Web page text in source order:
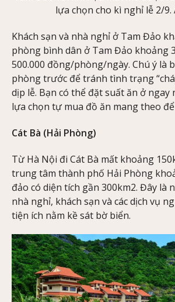
lựa chọn cho kì nghỉ lễ 2/9.
Khách sạn và nhà nghỉ ở Tam Đảo
phòng bình dân ở Tam Đảo khoảng
500.000 đồng/phòng/ngày. Chú ý là
phòng trước để tránh tình trạng
dịp lễ. Bạn có thể đặt suất ăn ở ngay
lựa chọn tự mua đồ ăn mang theo
Cát Bà (Hải Phòng)
Từ Hà Nội đi Cát Bà mất khoảng
trung tâm thành phố Hải Phòng
đảo có diện tích gần 300km2. Đây là
nhà nghỉ, khách sạn và các dịch vụ
tiện ích nằm kề sát bờ biển.